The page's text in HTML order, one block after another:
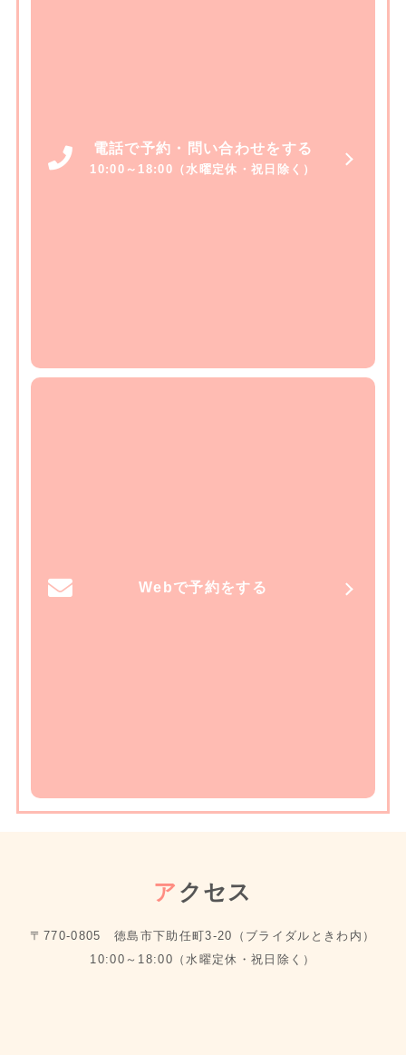
電話で予約・問い合わせをする
10:00～18:00（水曜定休・祝日除く）
Webで予約をする
ア クセス
〒770-0805 徳島市下助任町3-20（ブライダルときわ内）
10:00～18:00（水曜定休・祝日除く）